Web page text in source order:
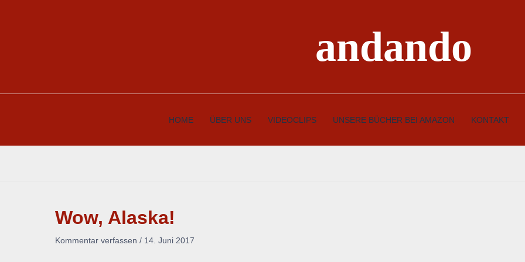
andando
HOME ÜBER UNS VIDEOCLIPS UNSERE BÜCHER BEI AMAZON KONTAKT
Wow, Alaska!
Kommentar verfassen / 14. Juni 2017